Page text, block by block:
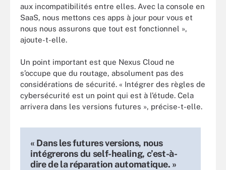
aux incompatibilités entre elles. Avec la console en
SaaS, nous mettons ces apps à jour pour vous et
nous nous assurons que tout est fonctionnel »,
ajoute-t-elle.
Un point important est que Nexus Cloud ne
s’occupe que du routage, absolument pas des
considérations de sécurité. « Intégrer des règles de
cybersécurité est un point qui est à l’étude. Cela
arrivera dans les versions futures », précise-t-elle.
« Dans les futures versions, nous
intégrerons du self-healing, c’est-à-
dire de la réparation automatique. »